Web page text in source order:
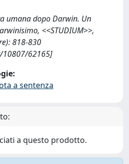
umana dopo Darwin. Un
<<STUDIUM>>,
818-830
62165]
a sentenza
a questo prodotto.